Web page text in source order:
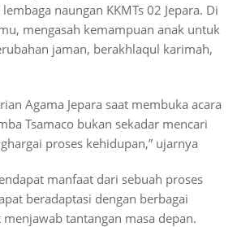
naungan KKMTs 02 Jepara. Di
mengasah kemampuan anak untuk
jaman, berakhlaqul karimah,
Agama Jepara saat membuka acara
Tsamaco bukan sekadar mencari
proses kehidupan,” ujarnya
manfaat dari sebuah proses
beradaptasi dengan berbagai
tantangan masa depan.